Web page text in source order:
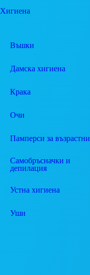
Хигиена
Въшки
Дамска хигиена
Крака
Очи
Памперси за възрастни
Самобръсначки и
депилация
Устна хигиена
Уши